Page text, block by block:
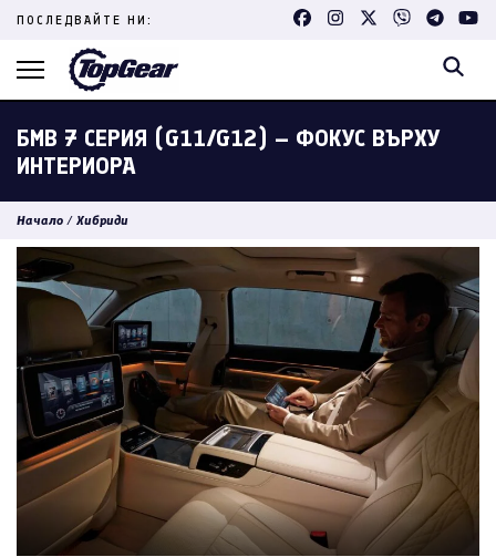
Skip
content
ПОСЛЕДВАЙТЕ НИ:
БМВ 7 СЕРИЯ (G11/G12) – ФОКУС ВЪРХУ
ИНТЕРИОРА
Начало / Хибриди